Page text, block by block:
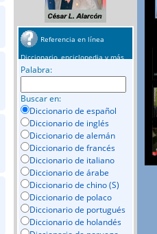
Referencia en línea
Diccionario, enciclopedia y más
Palabra:
Buscar en:
Diccionario de español
Diccionario de inglés
Diccionario de alemán
Diccionario de francés
Diccionario de italiano
Diccionario de árabe
Diccionario de chino (S)
Diccionario de polaco
Diccionario de portugués
Diccionario de holandés